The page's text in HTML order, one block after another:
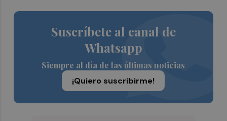
Suscríbete al canal de
Whatsapp
Siempre al día de las últimas noticias
¡Quiero suscribirme!